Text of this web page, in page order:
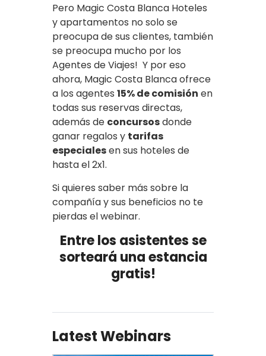
Pero Magic Costa Blanca Hoteles
y apartamentos no solo se
preocupa de sus clientes, también
se preocupa mucho por los
Agentes de Viajes! Y por eso
ahora, Magic Costa Blanca ofrece
a los agentes 15% de comisión en
todas sus reservas directas,
además de concursosdonde
ganar regalos y tarifas
especialesen sus hoteles de
hasta el 2x1.
Si quieres saber más sobre la
compañía y sus beneficios no te
pierdas el webinar.
Entre los asistentes se
sorteará una estancia
gratis!
Latest Webinars